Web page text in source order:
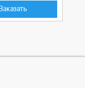
Заказать